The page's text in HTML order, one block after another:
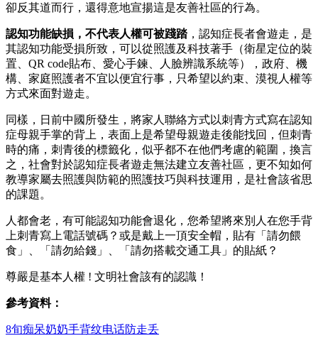
卻反其道而行，還得意地宣揚這是友善社區的行為。
認知功能缺損，不代表人權可被踐踏，認知症長者會遊走，是
其認知功能受損所致，可以從照護及科技著手（衛星定位的裝
置、QR code貼布、愛心手鍊、人臉辨識系統等），政府、機
構、家庭照護者不宜以便宜行事，只希望以約束、漠視人權等
方式來面對遊走。
同樣，日前中國所發生，將家人聯絡方式以刺青方式寫在認知
症母親手掌的背上，表面上是希望母親遊走後能找回，但刺青
時的痛，刺青後的標籤化，似乎都不在他們考慮的範圍，換言
之，社會對於認知症長者遊走無法建立友善社區，更不知如何
教導家屬去照護與防範的照護技巧與科技運用，是社會該省思
的課題。
人都會老，有可能認知功能會退化，您希望將來別人在您手背
上刺青寫上電話號碼？或是戴上一頂安全帽，貼有「請勿餵
食」、「請勿給錢」、「請勿搭載交通工具」的貼紙？
尊嚴是基本人權 ! 文明社會該有的認識！
參考資料：
8旬痴呆奶奶手背纹电话防走丢